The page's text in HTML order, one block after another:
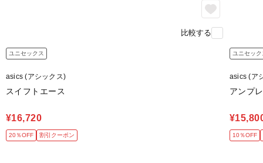
比較する
ユニセックス
asics (アシックス)
スイフトエース
¥16,720
20％OFF 割引クーポン
ユニセック
asics (ア
アンプ
10％OFF